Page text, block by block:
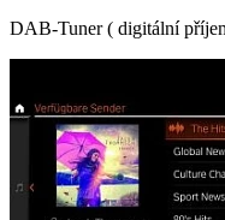
DAB-Tuner ( digitální